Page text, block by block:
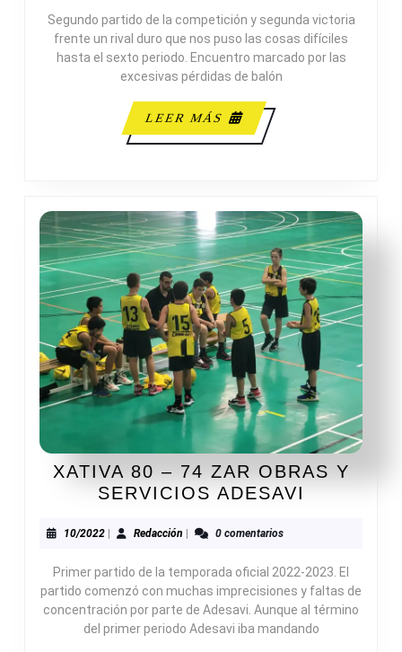
Segundo partido de la competición y segunda victoria
frente un rival duro que nos puso las cosas difíciles
hasta el sexto periodo. Encuentro marcado por las
excesivas pérdidas de balón
LEER MÁS
LEER
MÁS
XATIVA 80 – 74 ZAR OBRAS Y
SERVICIOS ADESAVI
ZAR
OBRAS
Y
10/202210/2022RedacciónRedacción0 comentarios
Primer partido de la temporada oficial 2022-2023. El
partido comenzó con muchas imprecisiones y faltas de
concentración por parte de Adesavi. Aunque al término
del primer periodo Adesavi iba mandando